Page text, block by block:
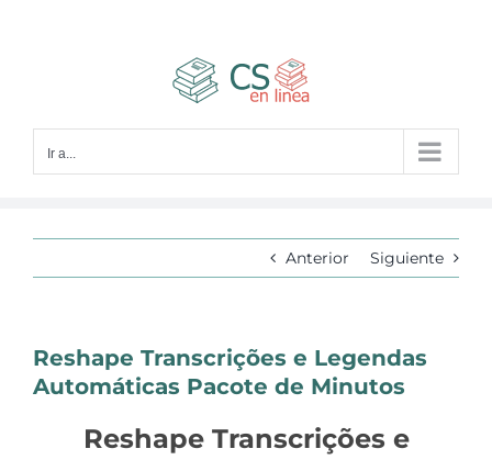
Ir a...
Anterior Siguiente
Reshape Transcrições e Legendas
Automáticas Pacote de Minutos
Reshape Transcrições e